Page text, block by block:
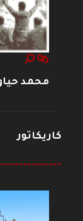
محمد
كاريكاتور